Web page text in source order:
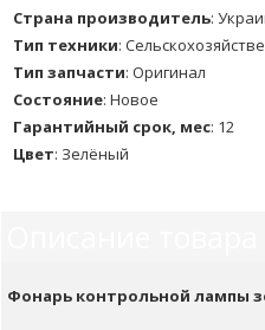
Страна производитель:
Тип техники:
Тип запчасти: Оригинал
Состояние: Новое
Гарантийный срок, мес: 12
Цвет: Зелёный
Фонарь контрольной лампы